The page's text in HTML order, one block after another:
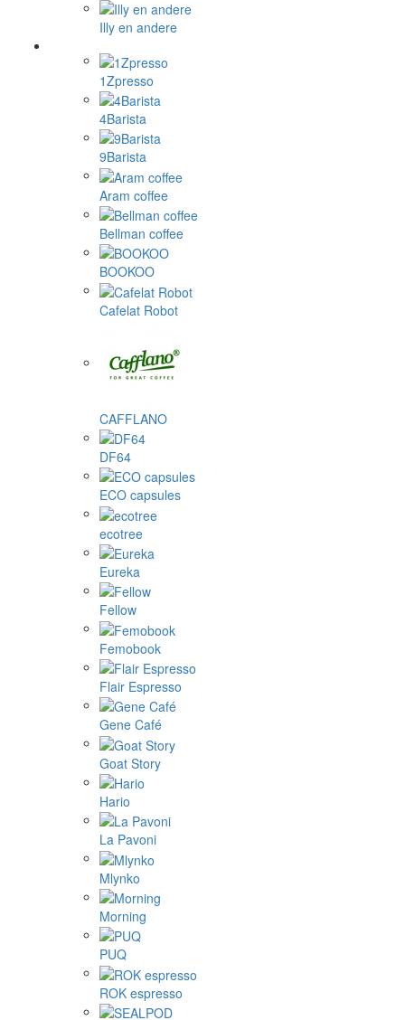
Illy en andere
1Zpresso
4Barista
9Barista
Aram coffee
Bellman coffee
BOOKOO
Cafelat Robot
CAFFLANO
DF64
ECO capsules
ecotree
Eureka
Fellow
Femobook
Flair Espresso
Gene Café
Goat Story
Hario
La Pavoni
Mlynko
Morning
PUQ
ROK espresso